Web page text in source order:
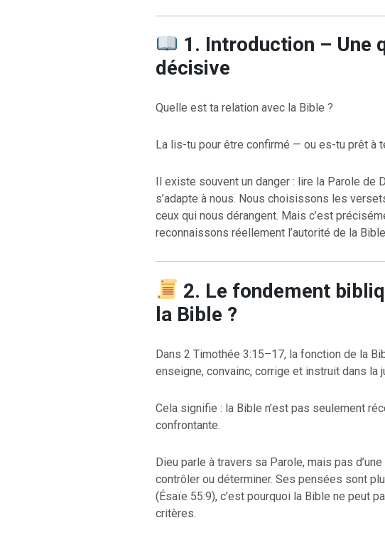
1. Introduction – Une
décisive
Quelle est ta relation avec la Bible ?
La lis-tu pour être confirmé — ou es-tu prêt à
Il existe souvent un danger : lire la Parole de
s’adapte à nous. Nous choisissons les
ceux qui nous dérangent. Mais c’est
reconnaissons réellement l’autorité de la
2. Le fondement
la Bible ?
Dans 2 Timothée 3:15–17, la fonction de la
enseigne, convainc, corrige et instruit dans la
Cela signifie : la Bible n’est pas seulement
confrontante.
Dieu parle à travers sa Parole, mais pas
contrôler ou déterminer. Ses pensées sont
(Ésaïe 55:9), c’est pourquoi la Bible ne peut
critères.